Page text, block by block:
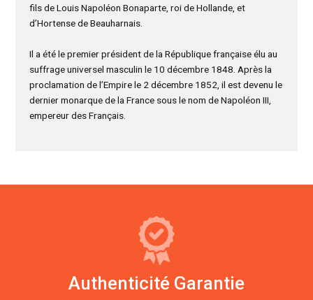
fils de Louis Napoléon Bonaparte, roi de Hollande, et
d’Hortense de Beauharnais.
Il a été le premier président de la République française élu au
suffrage universel masculin le 10 décembre 1848. Après la
proclamation de l’Empire le 2 décembre 1852, il est devenu le
dernier monarque de la France sous le nom de Napoléon III,
empereur des Français.
Authenticité Garantie